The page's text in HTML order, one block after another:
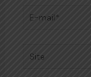
E-
Site